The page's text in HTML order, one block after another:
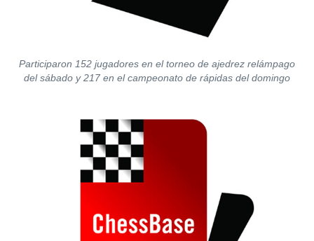
Participaron 152 jugadores en el torneo de ajedrez relámpago
del sábado y 217 en el campeonato de rápidas del domingo